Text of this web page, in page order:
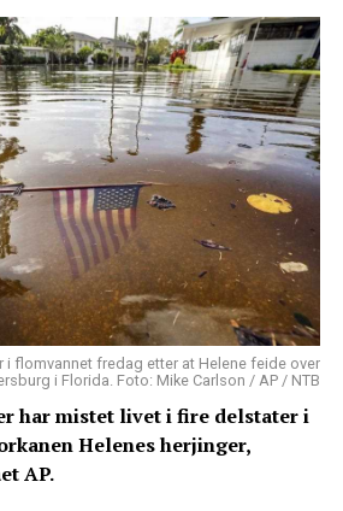
i flomvannet fredag etter at Helene feide over
i Florida. Foto: Mike Carlson / AP / NTB
har mistet livet i fire delstater i
Helenes herjinger,
AP.